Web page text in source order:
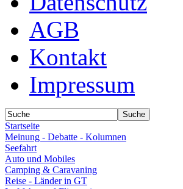
AGB
Kontakt
Impressum
Startseite
Meinung - Debatte - Kolumnen
Seefahrt
Auto und Mobiles
Camping & Caravaning
Reise - Länder in GT